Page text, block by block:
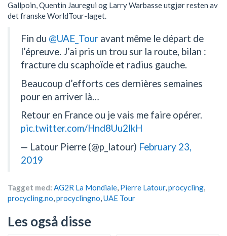
Gallpoin, Quentin Jauregui og Larry Warbasse utgjør resten av
det franske WorldTour-laget.
Fin du @UAE_Tour avant même le départ de
l’épreuve. J’ai pris un trou sur la route, bilan :
fracture du scaphoïde et radius gauche.
Beaucoup d’efforts ces dernières semaines
pour en arriver là…
Retour en France ou je vais me faire opérer.
pic.twitter.com/Hnd8Uu2lkH
— Latour Pierre (@p_latour) February 23,
2019
Tagget med: AG2R La Mondiale, Pierre Latour,procycling,
procycling.no,procyclingno,UAE Tour
Les også disse